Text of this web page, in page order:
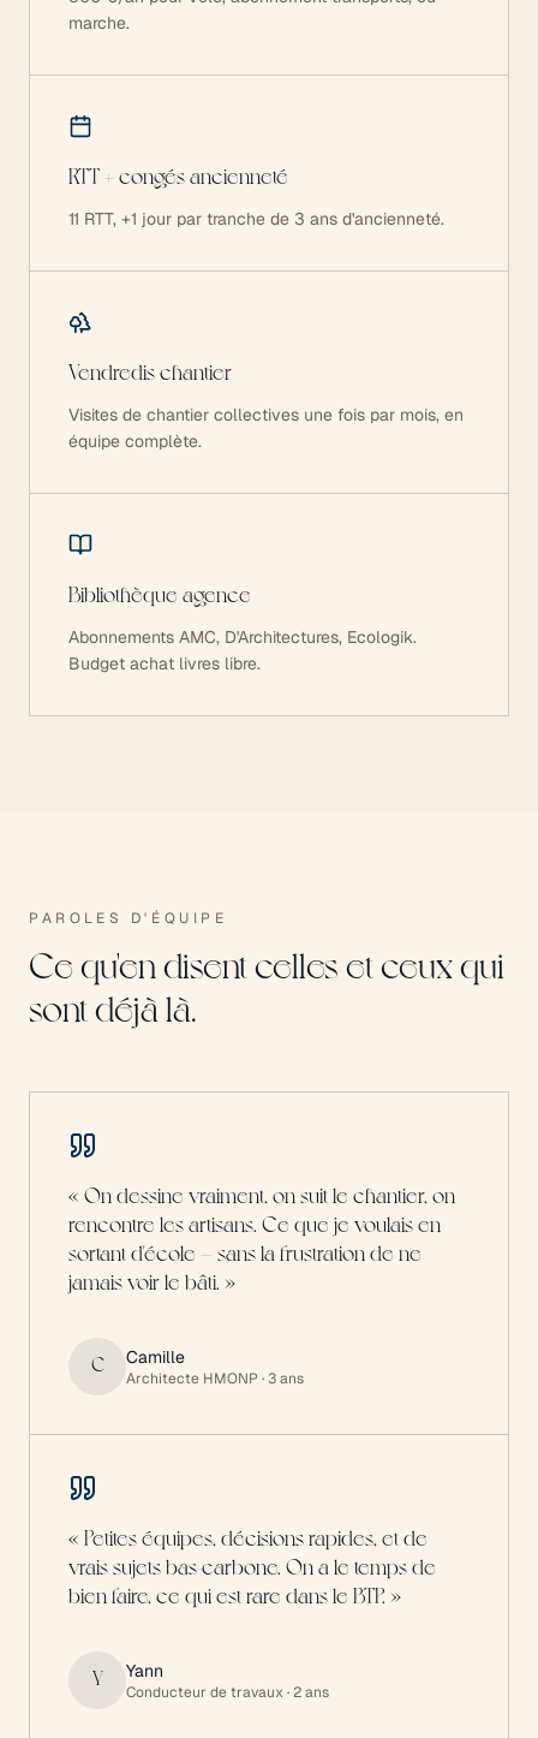
marche.
RTT + congés ancienneté
11 RTT, +1 jour par tranche de 3 ans d'ancienneté.
Vendredis chantier
Visites de chantier collectives une fois par mois, en
équipe complète.
Bibliothèque agence
Abonnements AMC, D'Architectures, Ecologik.
Budget achat livres libre.
PAROLES D'ÉQUIPE
Ce qu'en disent celles et ceux qui
sont déjà là.
« On dessine vraiment, on suit le chantier, on
rencontre les artisans. Ce que je voulais en
sortant d'école — sans la frustration de ne
jamais voir le bâti. »
C Camille
Architecte HMONP · 3 ans
« Petites équipes, décisions rapides, et de
vrais sujets bas-carbone. On a le temps de
bien faire, ce qui est rare dans le BTP. »
Y Yann
Conducteur de travaux · 2 ans